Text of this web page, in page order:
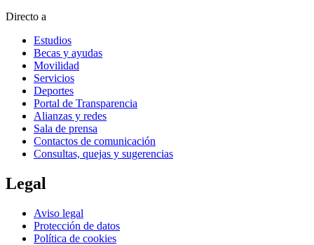
Directo a
Estudios
Becas y ayudas
Movilidad
Servicios
Deportes
Portal de Transparencia
Alianzas y redes
Sala de prensa
Contactos de comunicación
Consultas, quejas y sugerencias
Legal
Aviso legal
Protección de datos
Política de cookies